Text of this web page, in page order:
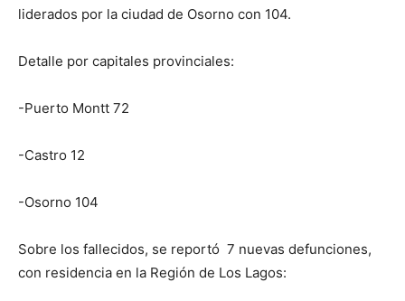
liderados por la ciudad de Osorno con 104.
Detalle por capitales provinciales:
-Puerto Montt 72
-Castro 12
-Osorno 104
Sobre los fallecidos, se reportó 7 nuevas defunciones,
con residencia en la Región de Los Lagos: